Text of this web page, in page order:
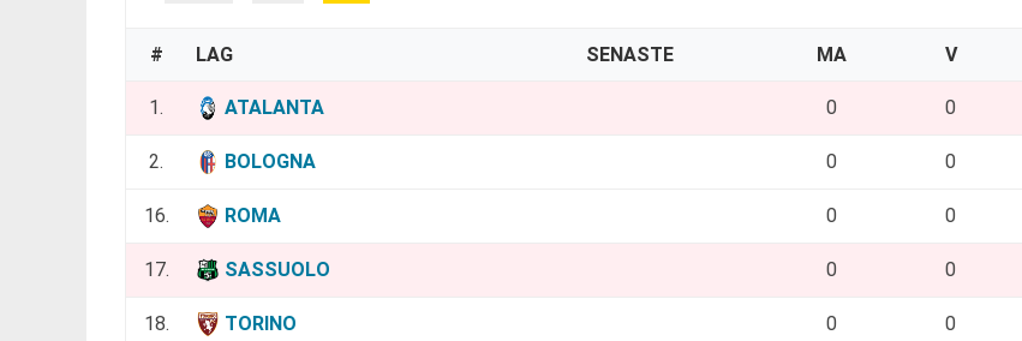
# LAG SENASTE MA V
1. ATALANTA 0 0
2. BOLOGNA 0 0
16. ROMA 0 0
17. SASSUOLO 0 0
18. TORINO 0 0